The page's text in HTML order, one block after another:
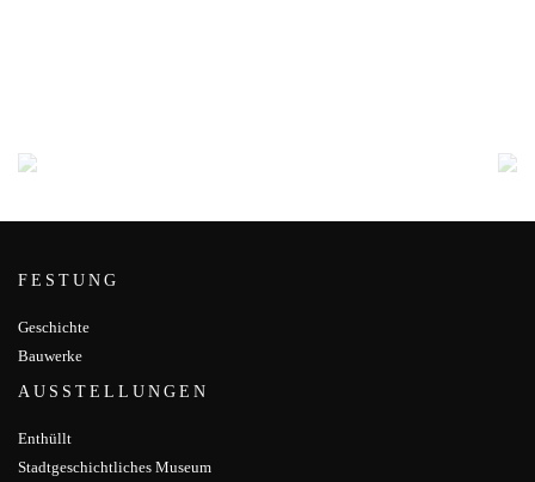
FESTUNG
Geschichte
Bauwerke
AUSSTELLUNGEN
Enthüllt
Stadtgeschichtliches Museum